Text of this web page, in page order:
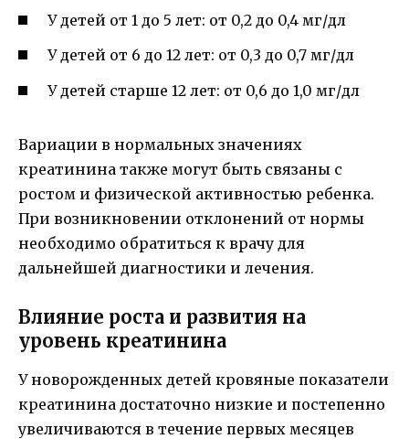
У детей от 1 до 5 лет: от 0,2 до 0,4 мг/дл
У детей от 6 до 12 лет: от 0,3 до 0,7 мг/дл
У детей старше 12 лет: от 0,6 до 1,0 мг/дл
Вариации в нормальных значениях
креатинина также могут быть связаны с
ростом и физической активностью ребенка.
При возникновении отклонений от нормы
необходимо обратиться к врачу для
дальнейшей диагностики и лечения.
Влияние роста и развития на
уровень креатинина
У новорожденных детей кровяные показатели
креатинина достаточно низкие и постепенно
увеличиваются в течение первых месяцев